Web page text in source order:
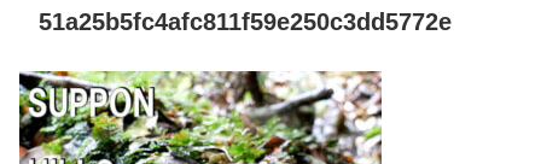
51a25b5fc4afc811f59e250c3dd5772e